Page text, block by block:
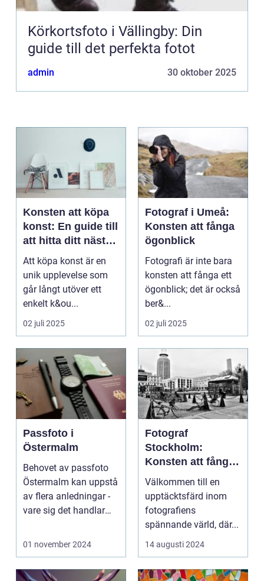
Körkortsfoto i Vällingby: Din
guide till det perfekta fotot
admin 30 oktober 2025
Konsten att köpa
konst: En guide till
att hitta ditt nästa
mästerverk
Att köpa konst är en
unik upplevelse som
går långt utöver ett
enkelt k&ou...
02 juli 2025
Fotograf i Umeå:
Konsten att fånga
ögonblick
Fotografi är inte bara
konsten att fånga ett
ögonblick; det är också
ber&...
02 juli 2025
Passfoto i
Östermalm
Behovet av passfoto
Östermalm kan uppstå
av flera anledningar -
vare sig det handlar
01 november 2024
Fotograf
Stockholm:
Konsten att fånga
ögonblicket
Välkommen till en
upptäcktsfärd inom
fotografiens
spännande värld, där...
14 augusti 2024